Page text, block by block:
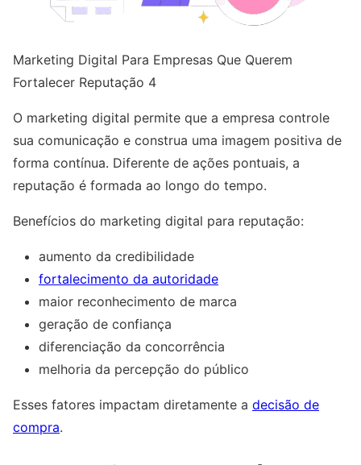
Marketing Digital Para Empresas Que Querem
Fortalecer Reputação 4
O marketing digital permite que a empresa controle
sua comunicação e construa uma imagem positiva de
forma contínua. Diferente de ações pontuais, a
reputação é formada ao longo do tempo.
Benefícios do marketing digital para reputação:
aumento da credibilidade
fortalecimento da autoridade
maior reconhecimento de marca
geração de confiança
diferenciação da concorrência
melhoria da percepção do público
Esses fatores impactam diretamente a decisão de
compra.